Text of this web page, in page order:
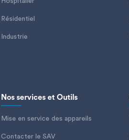
Résidentiel
Industrie
Nos services et Outils
Mise en service des appareils
Contacter le SAV